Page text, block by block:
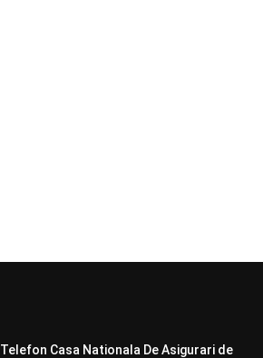
Telefon Casa Nationala De Asigurari de